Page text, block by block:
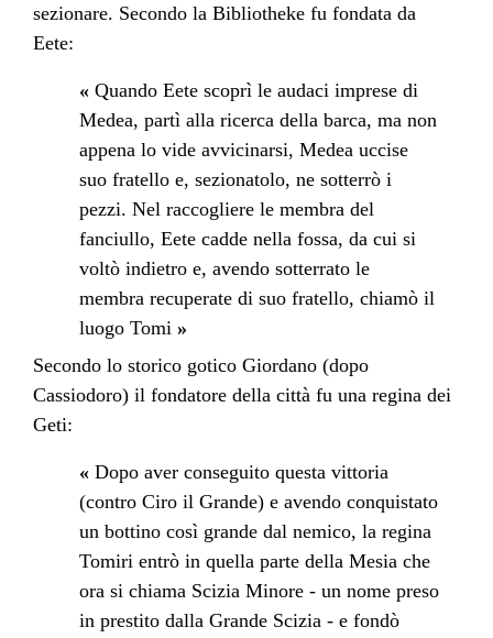
sezionare. Secondo la Bibliotheke fu fondata da
Eete:
« Quando Eete scoprì le audaci imprese di
Medea, partì alla ricerca della barca, ma non
appena lo vide avvicinarsi, Medea uccise
suo fratello e, sezionatolo, ne sotterrò i
pezzi. Nel raccogliere le membra del
fanciullo, Eete cadde nella fossa, da cui si
voltò indietro e, avendo sotterrato le
membra recuperate di suo fratello, chiamò il
luogo Tomi »
Secondo lo storico gotico Giordano (dopo
Cassiodoro) il fondatore della città fu una regina dei
Geti:
« Dopo aver conseguito questa vittoria
(contro Ciro il Grande) e avendo conquistato
un bottino così grande dal nemico, la regina
Tomiri entrò in quella parte della Mesia che
ora si chiama Scizia Minore - un nome preso
in prestito dalla Grande Scizia - e fondò